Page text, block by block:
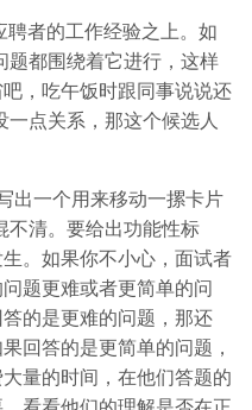
者的工作经验之上。如
都围绕着它进行，这样
，吃午饭时跟同事说说还
点关系，那这个候选人
出一个用来移动一摞卡片
不清。要给出功能性标
。如果你不小心，面试者
题更难或者更简单的问
的是更难的问题，那还
回答的是更简单的问题，
量的时间，在他们答题的